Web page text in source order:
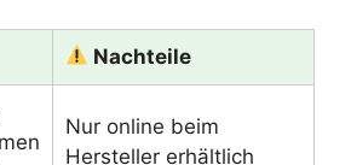
Nachteile
Nur online beim
Hersteller erhältlich